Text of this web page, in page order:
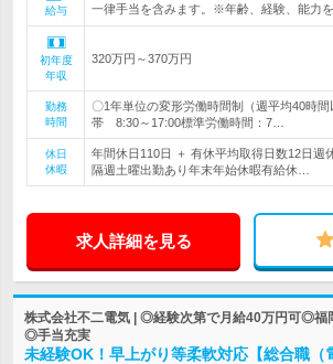
給与
一律手当を含みます。※年齢、経験、能力
初年度
年収
320万円～370万円
勤務
時間
〇1年単位の変形労働時間制（週平均40時
帯 8:30～17:00標準労働時間：7…
休日
休暇
年間休日110日 ＋ 有休平均取得日数12日週
隔週土曜出勤あり年末年始休暇有給休…
求人詳細を見る
株式会社不二電気 | ◎経験次第で月給40万円可◎
◎手当充実
未経験OK！早上がり等柔軟対応【総合職（